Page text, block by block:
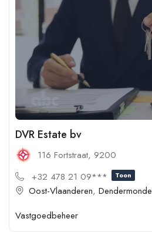
DVR Estate bv
116 Fortstraat, 9200
+32 478 21 09***
Toon
Oost-Vlaanderen, Dendermonde
Vastgoedbeheer